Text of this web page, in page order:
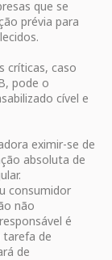
que se
prévia para
críticas, caso
pode o
cível e
eximir-se de
absoluta de
consumidor
não
é
tarefa de
de